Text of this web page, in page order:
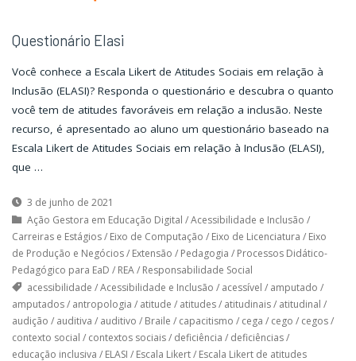
Questionário Elasi
Você conhece a Escala Likert de Atitudes Sociais em relação à
Inclusão (ELASI)? Responda o questionário e descubra o quanto
você tem de atitudes favoráveis em relação a inclusão. Neste
recurso, é apresentado ao aluno um questionário baseado na
Escala Likert de Atitudes Sociais em relação à Inclusão (ELASI),
que …
3 de junho de 2021
Ação Gestora em Educação Digital /Acessibilidade e Inclusão /
Carreiras e Estágios/ Eixo de Computação / Eixo de Licenciatura / Eixo
de Produção e Negócios/ Extensão / Pedagogia / Processos Didático-
Pedagógico para EaD / REA/ Responsabilidade Social
acessibilidade /Acessibilidade e Inclusão / acessível / amputado /
amputados/ antropologia / atitude / atitudes/ atitudinais/ atitudinal /
audição / auditiva / auditivo / Braile / capacitismo / cega / cego / cegos/
contexto social / contextos sociais/ deficiência / deficiências/
educação inclusiva / ELASI / Escala Likert/ Escala Likert de atitudes